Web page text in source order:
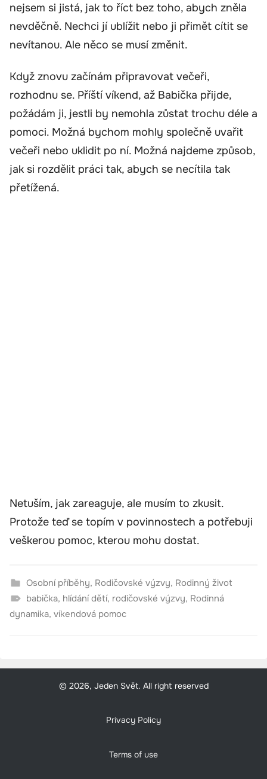
nejsem si jistá, jak to říct bez toho, abych zněla
nevděčně. Nechci jí ublížit nebo ji přimět cítit se
nevítanou. Ale něco se musí změnit.
Když znovu začínám připravovat večeři,
rozhodnu se. Příští víkend, až Babička přijde,
požádám ji, jestli by nemohla zůstat trochu déle a
pomoci. Možná bychom mohly společně uvařit
večeři nebo uklidit po ní. Možná najdeme způsob,
jak si rozdělit práci tak, abych se necítila tak
přetížená.
Netuším, jak zareaguje, ale musím to zkusit.
Protože teď se topím v povinnostech a potřebuji
veškerou pomoc, kterou mohu dostat.
Osobní příběhy, Rodičovské výzvy, Rodinný život
babička, hlídání dětí, rodičovské výzvy, Rodinná
dynamika, víkendová pomoc
© 2026, Jeden Svět. All right reserved
Privacy Policy
Terms of use